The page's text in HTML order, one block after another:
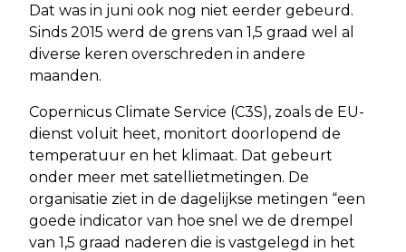
Dat was in juni ook nog niet eerder gebeurd.
Sinds 2015 werd de grens van 1,5 graad wel al
diverse keren overschreden in andere
maanden.
Copernicus Climate Service (C3S), zoals de EU-
dienst voluit heet, monitort doorlopend de
temperatuur en het klimaat. Dat gebeurt
onder meer met satellietmetingen. De
organisatie ziet in de dagelijkse metingen “een
goede indicator van hoe snel we de drempel
van 1,5 graad naderen die is vastgelegd in het